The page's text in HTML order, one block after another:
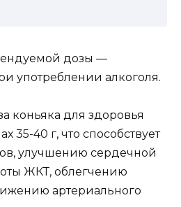
дозы —
употреблении алкоголя.
коньяка для здоровья
35-40 г, что способствует
улучшению сердечной
ЖКТ, облегчению
артериального